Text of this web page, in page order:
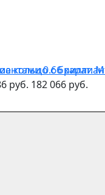
0.66 карат.
кольцо с
руб. 182 066 руб.